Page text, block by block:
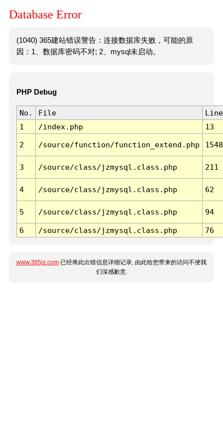
Database Error
(1040) 365建站错误警告：连接数据库失败，可能的原
因：1、数据库密码不对; 2、mysql未启动。
PHP Debug
No. File
Line
1
/index.php 13
2 /source/function/function_extend.php 1548
3 /source/class/jzmysql.class.php 211
4 /source/class/jzmysql.class.php 62
5 /source/class/jzmysql.class.php 94
6 /source/class/jzmysql.class.php 76
www.365jz.com 已经将此出错信息详细记录, 由此给您带来的访问不便我
们深感歉意.